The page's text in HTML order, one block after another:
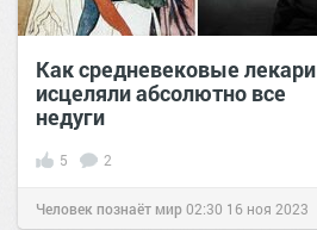
Как средневековые лекари
исцеляли абсолютно все
недуги
5 2
Человек познаёт мир02:30 16 ноя 2023